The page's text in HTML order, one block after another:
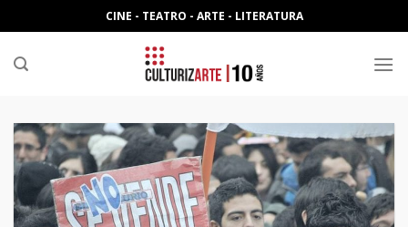
to
content
CINE - TEATRO - ARTE - LITERATURA